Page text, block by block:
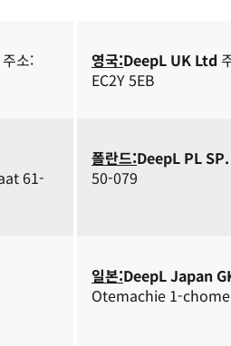
주소:
영국:DeepL UK Ltd
EC2Y 5EB
폴란드:DeepL PL
50-079
일본:DeepL Japan
Otemachie 1-